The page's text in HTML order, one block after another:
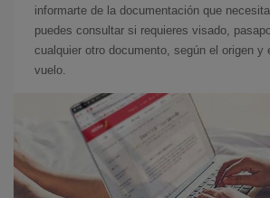
informarte de la documentación que
puedes consultar si requieres visado,
cualquier otro documento, según el origen y
vuelo.